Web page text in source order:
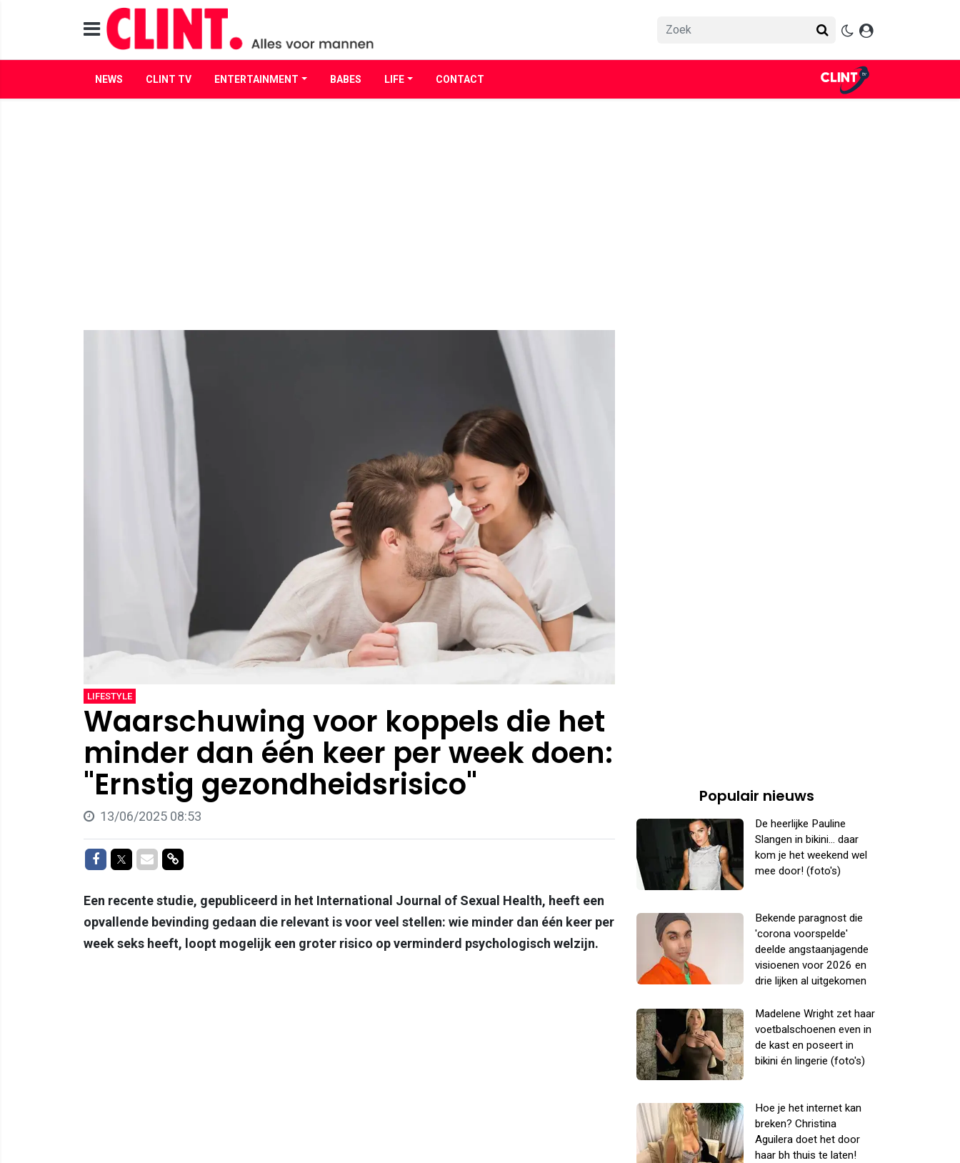
NEWS CLINT TV ENTERTAINMENT BABES LIFE CONTACT
LIFESTYLE
Waarschuwing voor koppels die het
minder dan één keer per week doen:
"Ernstig gezondheidsrisico"
13/06/2025 08:53
Delen op Facebook
Delen op Twitter
Delen via Mail
Delen via link
Een recente studie, gepubliceerd in het International Journal of Sexual Health, heeft een
opvallende bevinding gedaan die relevant is voor veel stellen: wie minder dan één keer per
week seks heeft, loopt mogelijk een groter risico op verminderd psychologisch welzijn.
Populair nieuws
De heerlijke Pauline
Slangen in bikini... daar
kom je het weekend wel
mee door! (foto's)
Bekende paragnost die
'corona voorspelde'
deelde angstaanjagende
visioenen voor 2026 en
drie lijken al uitgekomen
Madelene Wright zet haar
voetbalschoenen even in
de kast en poseert in
bikini én lingerie (foto's)
Hoe je het internet kan
breken? Christina
Aguilera doet het door
haar bh thuis te laten!